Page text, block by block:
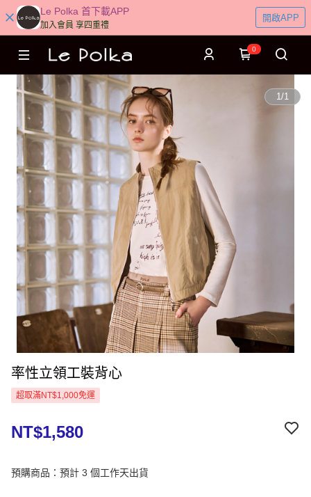
Le Polka 首下載APP
加入會員 享四重禮
開啟APP
0
1/1
率性立領工裝背心
超取滿NT$1,000免運
NT$1,580
預購商品：預計 3 個工作天出貨